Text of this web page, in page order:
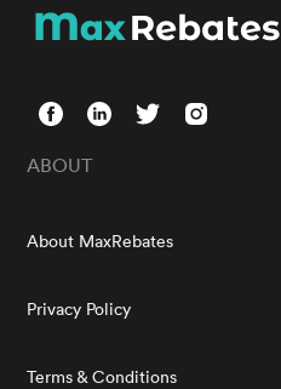
ABOUT
About MaxRebates
Privacy Policy
Terms & Conditions